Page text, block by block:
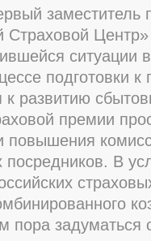
заместитель
ситуации
подготовки к
развитию
премии
повышения
посредников. В
пора